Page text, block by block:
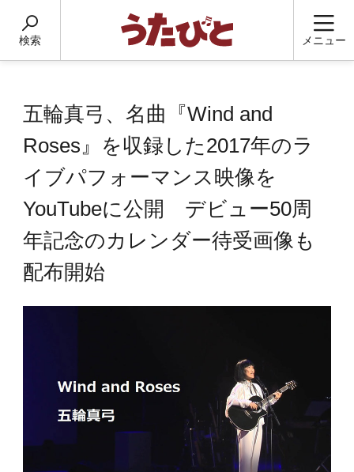
検索 メニュー
五輪真弓、名曲『Wind and
Roses』を収録した2017年のラ
イブパフォーマンス映像を
YouTubeに公開 デビュー50周
年記念のカレンダー待受画像も
配布開始